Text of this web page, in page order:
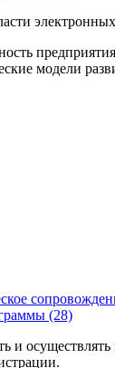
модели
(28)